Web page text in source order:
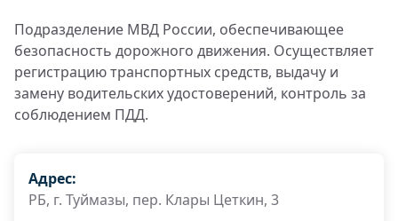
Подразделение МВД России, обеспечивающее
безопасность дорожного движения. Осуществляет
регистрацию транспортных средств, выдачу и
замену водительских удостоверений, контроль за
соблюдением ПДД.
Адрес:
РБ, г. Туймазы, пер. Клары Цеткин, 3